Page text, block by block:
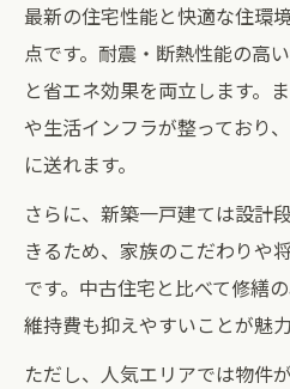
最新の住宅性能と快適な住環
点です。耐震・断熱性能の高
と省エネ効果を両立します。
や生活インフラが整っており
に送れます。
さらに、新築一戸建ては設計
きるため、家族のこだわりや
です。中古住宅と比べて修繕
維持費も抑えやすいことが魅力
ただし、人気エリアでは物件